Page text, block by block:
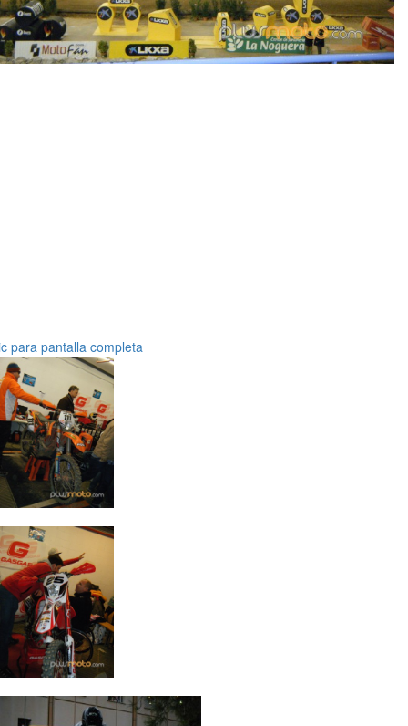
para pantalla completa